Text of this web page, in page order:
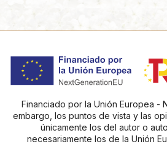
Financiado por la Unión Europea -
embargo, los puntos de vista y las
únicamente los del autor o
necesariamente los de la Unión